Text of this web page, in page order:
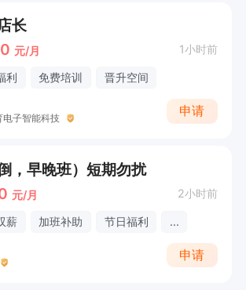
长
元/月 1小时前
利 免费培训 晋升空间
电子智能科技
申请
，早晚班）短期勿扰
元/月 2小时前
薪 加班补助 节日福利 ...
申请